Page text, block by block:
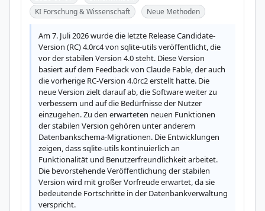
KI Forschung & Wissenschaft
Neue Methoden
Am 7. Juli 2026 wurde die letzte Release Candidate-
Version (RC) 4.0rc4 von sqlite-utils veröffentlicht, die
vor der stabilen Version 4.0 steht. Diese Version
basiert auf dem Feedback von Claude Fable, der auch
die vorherige RC-Version 4.0rc2 erstellt hatte. Die
neue Version zielt darauf ab, die Software weiter zu
verbessern und auf die Bedürfnisse der Nutzer
einzugehen. Zu den erwarteten neuen Funktionen
der stabilen Version gehören unter anderem
Datenbankschema-Migrationen. Die Entwicklungen
zeigen, dass sqlite-utils kontinuierlich an
Funktionalität und Benutzerfreundlichkeit arbeitet.
Die bevorstehende Veröffentlichung der stabilen
Version wird mit großer Vorfreude erwartet, da sie
bedeutende Fortschritte in der Datenbankverwaltung
verspricht.